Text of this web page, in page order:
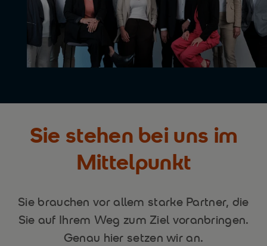
Sie stehen bei uns im
Mittelpunkt
Sie brauchen vor allem starke Partner, die
Sie auf Ihrem Weg zum Ziel voranbringen.
Genau hier setzen wir an.